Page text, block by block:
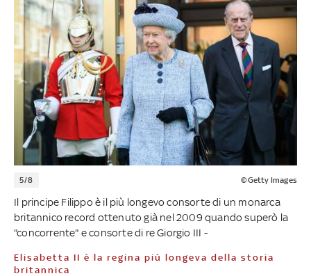
5/8 ©Getty Images
Il principe Filippo è il più longevo consorte di un monarca
britannico record ottenuto già nel 2009 quando superò la
"concorrente" e consorte di re Giorgio III -
Elisabetta II è la regina più longeva della storia
britannica